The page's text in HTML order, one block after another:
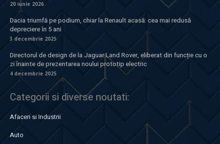
20 iunie 2026
Dacia triumfă pe podium, chiar la Renault acasă: cea mai redusă
depreciere în 5 ani
3 decembrie 2025
Directorul de design de la Jaguar Land Rover, eliberat din funcție cu o
zi înainte de prezentarea noului prototip electric
4 decembrie 2025
Categorii si diverse noutati:
Afaceri si Industrii
Auto